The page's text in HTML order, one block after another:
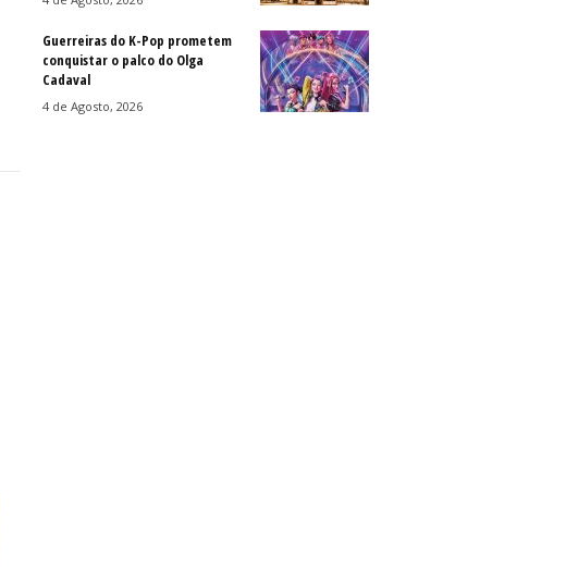
Guerreiras do K-Pop prometem
conquistar o palco do Olga
Cadaval
4 de Agosto, 2026